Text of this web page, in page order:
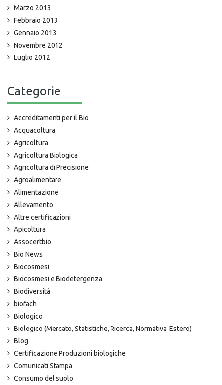
Marzo 2013
Febbraio 2013
Gennaio 2013
Novembre 2012
Luglio 2012
Categorie
Accreditamenti per il Bio
Acquacoltura
Agricoltura
Agricoltura Biologica
Agricoltura di Precisione
Agroalimentare
Alimentazione
Allevamento
Altre certificazioni
Apicoltura
Assocertbio
Bio News
Biocosmesi
Biocosmesi e Biodetergenza
Biodiversità
biofach
Biologico
Biologico (Mercato, Statistiche, Ricerca, Normativa, Estero)
Blog
Certificazione Produzioni biologiche
Comunicati Stampa
Consumo del suolo